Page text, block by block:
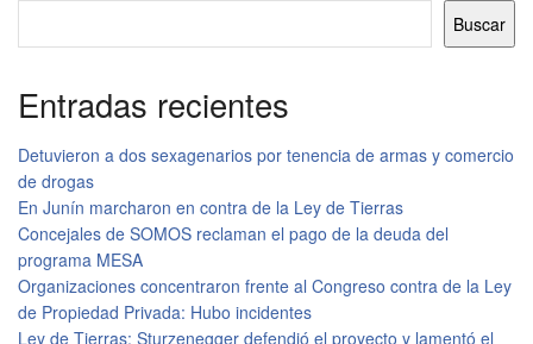
Buscar
Entradas recientes
Detuvieron a dos sexagenarios por tenencia de armas y comercio
de drogas
En Junín marcharon en contra de la Ley de Tierras
Concejales de SOMOS reclaman el pago de la deuda del
programa MESA
Organizaciones concentraron frente al Congreso contra de la Ley
de Propiedad Privada: Hubo incidentes
Ley de Tierras: Sturzenegger defendió el proyecto y lamentó el